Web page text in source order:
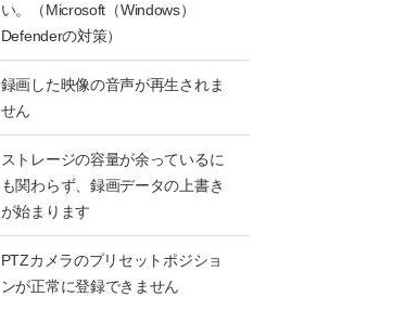
い。（Microsoft（Windows）
Defenderの対策）
録画した映像の音声が再生されま
せん
ストレージの容量が余っているに
も関わらず、録画データの上書き
が始まります
PTZカメラのプリセットポジショ
ンが正常に登録できません